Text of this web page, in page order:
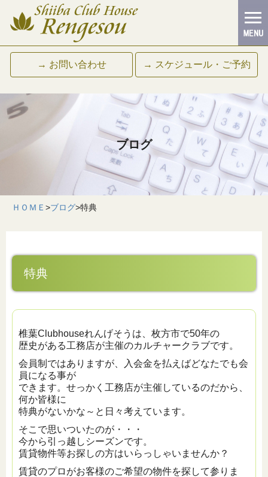
→ お問い合わせ → スケジュール・ご予約
ブログ
ＨＯＭＥ >ブログ>特典
特典
椎葉Clubhouseれんげそうは、枚方市で50年の
歴史がある工務店が主催のカルチャークラブです。
会員制ではありますが、入会金を払えばどなたでも会
員になる事が
できます。せっかく工務店が主催しているのだから、
何か皆様に
特典がないかな～と日々考えています。
そこで思いついたのが・・・
今から引っ越しシーズンです。
賃貸物件等お探しの方はいらっしゃいませんか？
賃貸のプロがお客様のご希望の物件を探して参りま